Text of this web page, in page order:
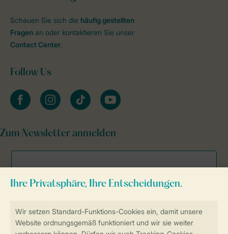
Sicher und schnell zur Online-Buchung
Schauen Sie sich die häufig gestellten
Fragen an oder kontaktieren Sie unser
Contact Center.
Follow Us
facebookinstagramtiktok youtube
Zum Newsletter anmelden